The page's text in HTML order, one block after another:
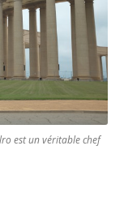
est un véritable chef